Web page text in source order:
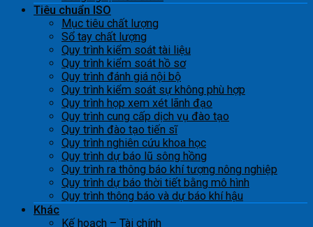
Tiêu chuẩn ISO
Mục tiêu chất lượng
Sổ tay chất lượng
Quy trình kiểm soát tài liệu
Quy trình kiểm soát hồ sơ
Quy trình đánh giá nội bộ
Quy trình kiểm soát sự không phù hợp
Quy trình họp xem xét lãnh đạo
Quy trình cung cấp dịch vụ đào tạo
Quy trình đào tạo tiến sĩ
Quy trình nghiên cứu khoa học
Quy trình dự báo lũ sông hồng
Quy trình ra thông báo khí tượng nông nghiệp
Quy trình dự báo thời tiết bằng mô hình
Quy trình thông báo và dự báo khí hậu
Khác
Kế hoạch – Tài chính